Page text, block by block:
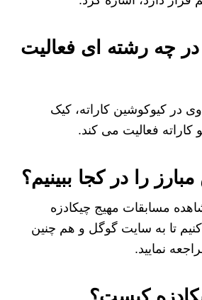
در چه رشته ای فعالیت
در کیوکوشین کاراته، کیک
کاراته فعالیت می کند.
را در کجا ببینیم؟
مسابقات مهیج چیکادزه
تا به سایت گوگل و هم چنین
نمایید.